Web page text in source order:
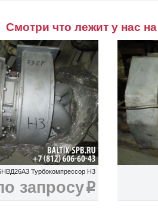
Смотри что лежит у нас
Турбокомпрессор H3
запросу i